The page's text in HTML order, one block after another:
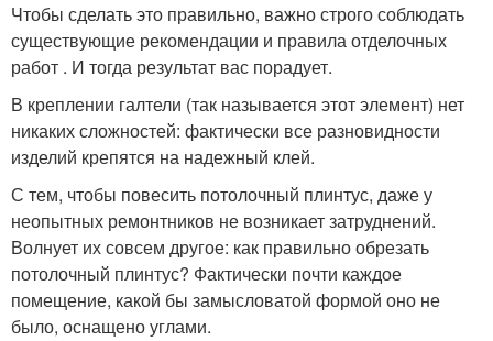
Чтобы сделать это правильно, важно строго соблюдать
существующие рекомендации и правила отделочных
работ . И тогда результат вас порадует.
В креплении галтели (так называется этот элемент) нет
никаких сложностей: фактически все разновидности
изделий крепятся на надежный клей.
С тем, чтобы повесить потолочный плинтус, даже у
неопытных ремонтников не возникает затруднений.
Волнует их совсем другое: как правильно обрезать
потолочный плинтус? Фактически почти каждое
помещение, какой бы замысловатой формой оно не
было, оснащено углами.